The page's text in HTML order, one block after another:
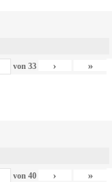
von 33 › »
von 40 › »